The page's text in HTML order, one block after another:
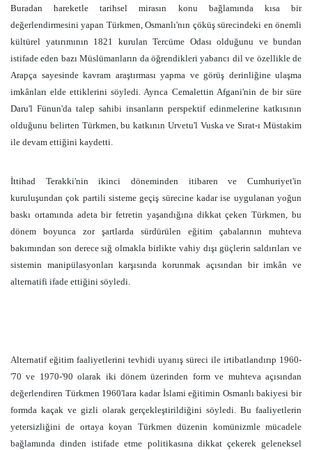
Buradan hareketle tarihsel mirasın konu bağlamında kısa bir
değerlendirmesini yapan Türkmen, Osmanlı'nın çöküş sürecindeki en önemli
kültürel yatırımının 1821 kurulan Tercüme Odası olduğunu ve bundan
istifade eden bazı Müslümanların da öğrendikleri yabancı dil ve özellikle de
Arapça sayesinde kavram araştırması yapma ve görüş derinliğine ulaşma
imkânları elde ettiklerini söyledi. Ayrıca Cemalettin Afgani'nin de bir süre
Daru'l Fünun'da talep sahibi insanların perspektif edinmelerine katkısının
olduğunu belirten Türkmen, bu katkının Urvetu'l Vuska ve Sırat-ı Müstakim
ile devam ettiğini kaydetti.
İttihad Terakki'nin ikinci döneminden itibaren ve Cumhuriyet'in
kuruluşundan çok partili sisteme geçiş sürecine kadar ise uygulanan yoğun
baskı ortamında adeta bir fetretin yaşandığına dikkat çeken Türkmen, bu
dönem boyunca zor şartlarda sürdürülen eğitim çabalarının muhteva
bakımından son derece sığ olmakla birlikte vahiy dışı güçlerin saldırıları ve
sistemin manipülasyonları karşısında korunmak açısından bir imkân ve
alternatifi ifade ettiğini söyledi.
Alternatif eğitim faaliyetlerini tevhidi uyanış süreci ile irtibatlandırıp 1960-
'70 ve 1970-'90 olarak iki dönem üzerinden form ve muhteva açısından
değerlendiren Türkmen 1960'lara kadar İslami eğitimin Osmanlı bakiyesi bir
formda kaçak ve gizli olarak gerçekleştirildiğini söyledi. Bu faaliyetlerin
yetersizliğini de ortaya koyan Türkmen düzenin komünizmle mücadele
bağlamında dinden istifade etme politikasına dikkat çekerek geleneksel